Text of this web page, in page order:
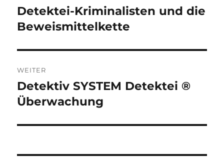
Vorheriger
Beitrag:
Detektei-Kriminalisten und die
Beweismittelkette
WEITER
Nächster
Beitrag:
Detektiv SYSTEM Detektei ®
Überwachung